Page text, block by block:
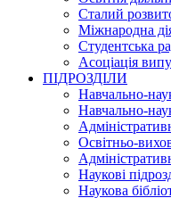
Сталий
Міжнародна
Студентська
Асоціація
ПІДРОЗДІЛИ
Навчально-
Навчально-
Освітньо-
Наукові
Наукова